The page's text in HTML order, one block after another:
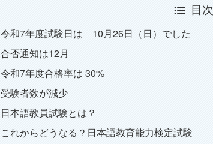
目次
令和7年度試験日は 10月26日（日）でした
合否通知は12月
令和7年度合格率は 30%
受験者数が減少
日本語教員試験とは？
これからどうなる？日本語教育能力検定試験